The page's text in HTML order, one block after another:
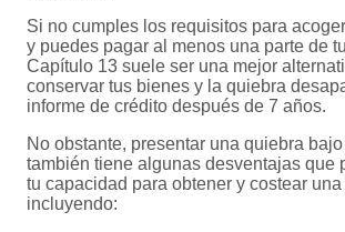
Si no cumples los requisitos para
y puedes pagar al menos una parte de
Capítulo 13 suele ser una mejor
conservar tus bienes y la quiebra
informe de crédito después de 7 años.
No obstante, presentar una quiebra
también tiene algunas desventajas que
tu capacidad para obtener y costear
incluyendo: